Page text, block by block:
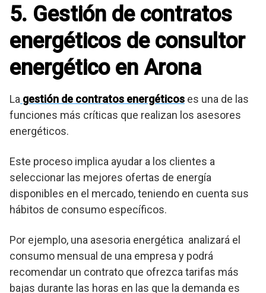
5. Gestión de contratos
energéticos de consultor
energético en Arona
La gestión de contratos energéticos es una de las
funciones más críticas que realizan los asesores
energéticos.
Este proceso implica ayudar a los clientes a
seleccionar las mejores ofertas de energía
disponibles en el mercado, teniendo en cuenta sus
hábitos de consumo específicos.
Por ejemplo, una asesoria energética analizará el
consumo mensual de una empresa y podrá
recomendar un contrato que ofrezca tarifas más
bajas durante las horas en las que la demanda es